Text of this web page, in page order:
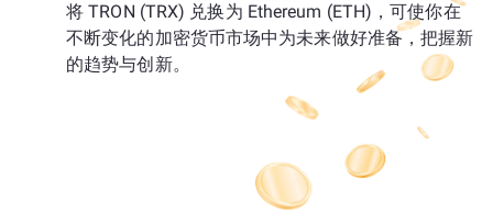
将 TRON (TRX) 兑换为 Ethereum (ETH)，可使你在
不断变化的加密货币市场中为未来做好准备，把握新
的趋势与创新。